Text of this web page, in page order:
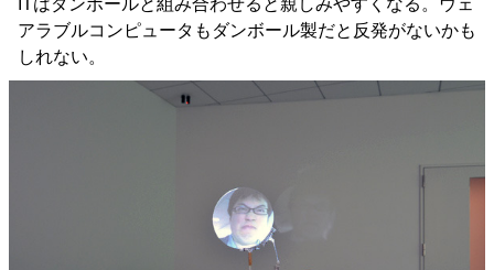
ITはダンボールと組み合わせると親しみやすくなる。ウェ
アラブルコンピュータもダンボール製だと反発がないかも
しれない。